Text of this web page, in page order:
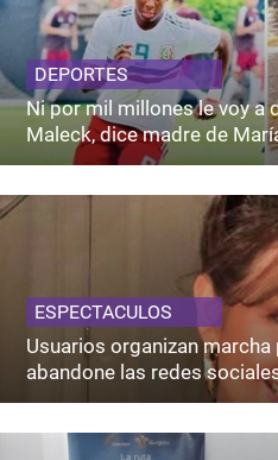
DEPORTES
Ni por mil millones le voy a
Maleck, dice madre de
ESPECTACULOS
Usuarios organizan marcha
abandone las redes